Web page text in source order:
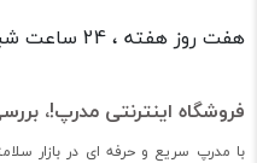
هفت روز هفته ، 24 ساعت شبانه‌روز پاسخگوی شما هستیم.
فروشگاه اینترنتی مدرپ!،
با مدرپ سریع و حرفه ای در بازار